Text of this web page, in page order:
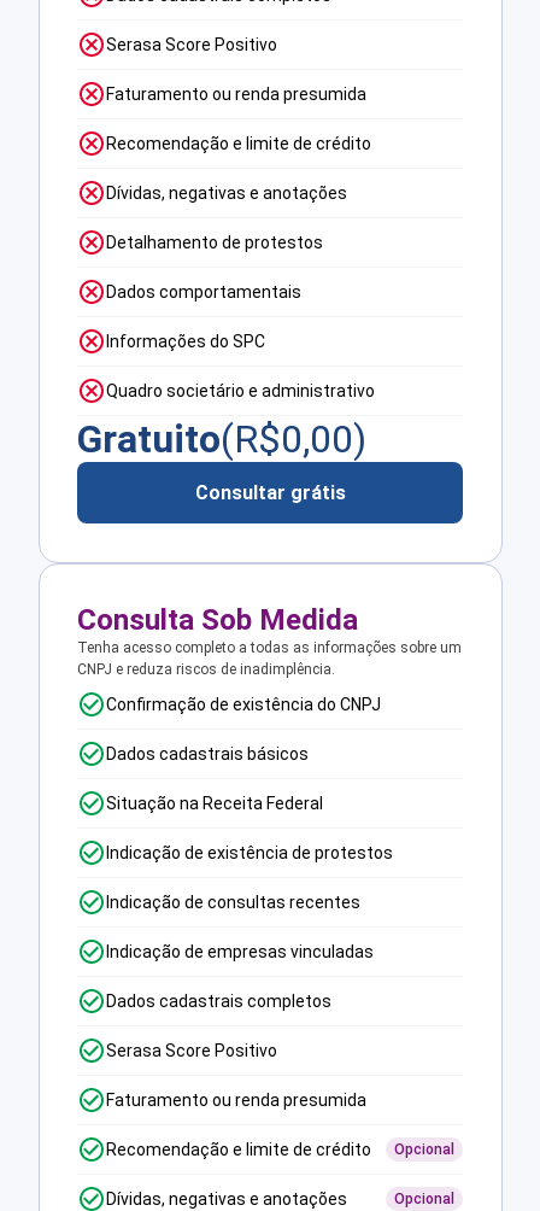
Serasa Score Positivo
Faturamento ou renda presumida
Recomendação e limite de crédito
Dívidas, negativas e anotações
Detalhamento de protestos
Dados comportamentais
Informações do SPC
Quadro societário e administrativo
Gratuito(R$0,00)
Consultar grátis
Consulta Sob Medida
Tenha acesso completo a todas as informações sobre um
CNPJ e reduza riscos de inadimplência.
Confirmação de existência do CNPJ
Dados cadastrais básicos
Situação na Receita Federal
Indicação de existência de protestos
Indicação de consultas recentes
Indicação de empresas vinculadas
Dados cadastrais completos
Serasa Score Positivo
Faturamento ou renda presumida
Recomendação e limite de crédito Opcional
Dívidas, negativas e anotações Opcional